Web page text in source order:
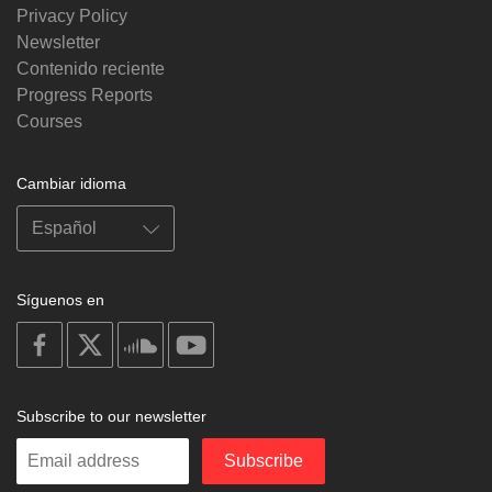
Privacy Policy
Newsletter
Contenido reciente
Progress Reports
Courses
Cambiar idioma
Síguenos en
on
facebook
soundcloud
Subscribe to our newsletter
Enter
Subscribe